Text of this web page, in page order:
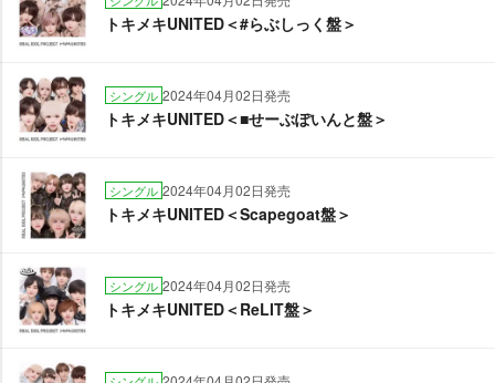
トキメキUNITED＜#らぶしっく盤＞
シングル 2024年04月02日発売
トキメキUNITED＜■せーぶぽいんと盤＞
シングル 2024年04月02日発売
トキメキUNITED＜Scapegoat盤＞
シングル 2024年04月02日発売
トキメキUNITED＜ReLIT盤＞